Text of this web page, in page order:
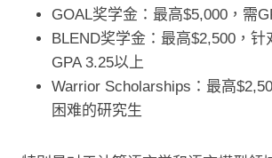
GOAL奖学金：最高$5,000，需
BLEND奖学金：最高$2,500，
GPA 3.25以上
Warrior Scholarships：最高
困难的研究生